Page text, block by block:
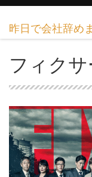
昨日で会社辞め
フィクサ